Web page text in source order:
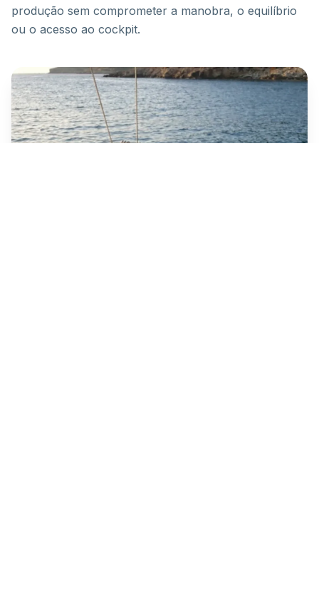
produção sem comprometer a manobra, o equilíbrio
ou o acesso ao cockpit.